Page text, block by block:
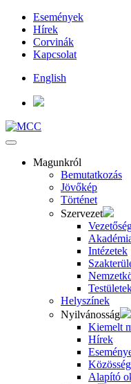
Események
Hírek
Corvinák
Kapcsolat
English
Magunkról
Bemutatkozás
Jövőkép
Történet
Szervezet
Intézetek
Helyszínek
Nyilvánosság
Kiemelt
Hírek
Alapító